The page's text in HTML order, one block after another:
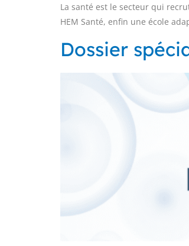
La santé est le secteur qui
HEM Santé, enfin une école
Dossier